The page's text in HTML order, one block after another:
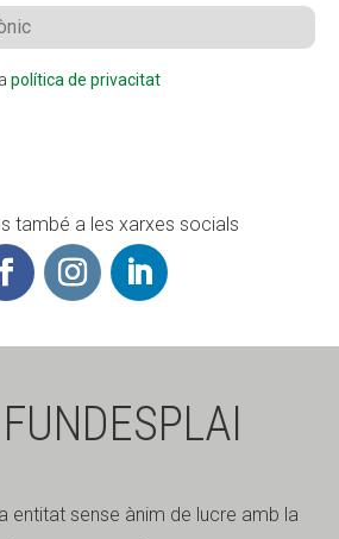
política de privacitat
també a les xarxes socials
entitat sense ànim de lucre amb la